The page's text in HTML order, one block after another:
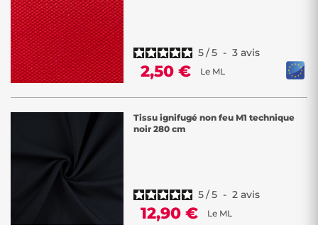
5/5 - 3 avis
2,50 € Le ML
Tissu ignifugé non feu M1 technique
noir 280 cm
5/5 - 2 avis
12,90 € Le ML